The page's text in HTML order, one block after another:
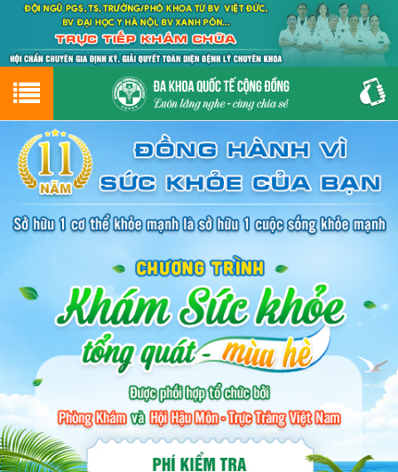
Hotline0243.9656.999tư vấn miễn phí
GIỚI THIỆU
GIỚI THIỆU VỀ PHÒNG KHÁM
CƠ SỞ VẬT CHẤT
ĐẶT HẸN LỊCH KHÁM
ĐƯỜNG TỚI PHÒNG KHÁM
PHỤ KHOA
BỆNH HẬU MÔN
BỆNH XÃ HỘI